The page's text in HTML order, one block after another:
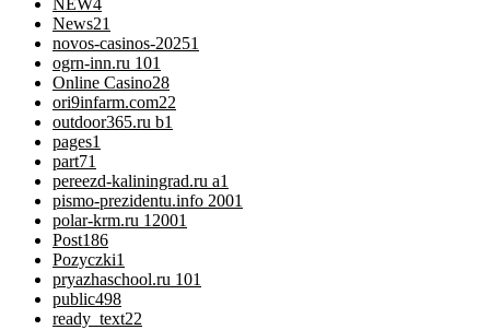
NEW4
News21
novos-casinos-20251
ogrn-inn.ru 101
Online Casino28
ori9infarm.com22
outdoor365.ru b1
pages1
part71
pereezd-kaliningrad.ru a1
pismo-prezidentu.info 2001
polar-krm.ru 12001
Post186
Pozyczki1
pryazhaschool.ru 101
public498
ready_text22